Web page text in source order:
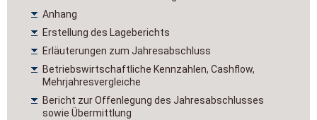
Anhang
Erstellung des Lageberichts
Erläuterungen zum Jahresabschluss
Betriebswirtschaftliche Kennzahlen, Cashflow,
Mehrjahresvergleiche
Bericht zur Offenlegung des Jahresabschlusses
sowie Übermittlung